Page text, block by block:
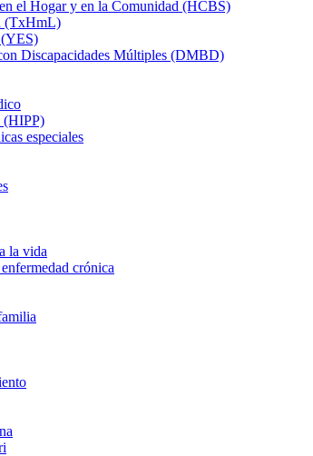
el Hogar y en la Comunidad (HCBS)
(TxHmL)
(YES)
Discapacidades Múltiples (DMBD)
(HIPP)
especiales
la vida
crónica